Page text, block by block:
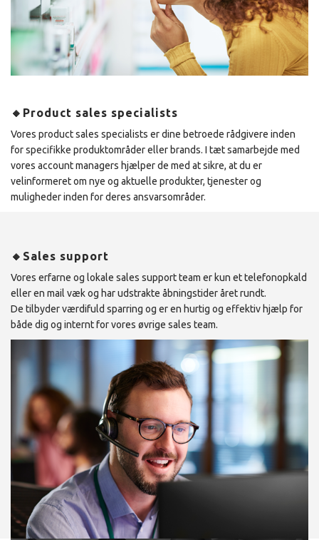
🔸Product sales specialists
Vores product sales specialists er dine betroede rådgivere inden
for specifikke produktområder eller brands. I tæt samarbejde med
vores account managers hjælper de med at sikre, at du er
velinformeret om nye og aktuelle produkter, tjenester og
muligheder inden for deres ansvarsområder.
🔸Sales support
Vores erfarne og lokale sales support team er kun et telefonopkald
eller en mail væk og har udstrakte åbningstider året rundt.
De tilbyder værdifuld sparring og er en hurtig og effektiv hjælp for
både dig og internt for vores øvrige sales team.